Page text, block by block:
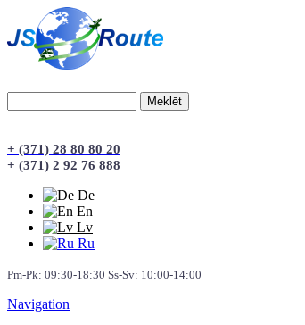
+ (371) 28 80 80 20
+ (371) 2 92 76 888
De
En
Lv
Ru
Pm-Pk: 09:30-18:30 Ss-Sv: 10:00-14:00
Navigation